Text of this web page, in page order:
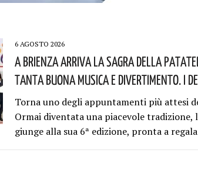
6 AGOSTO 2026
A Brienza Arriva La Sagra Della
Tanta Buona Musica E Divertimento. I
Torna uno degli appuntamenti più attesi
Ormai diventata una piacevole tradizione,
giunge alla sua 6ª edizione, pronta a